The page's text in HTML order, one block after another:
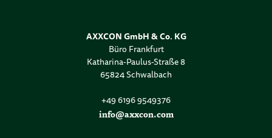
AXXCON GmbH & Co. KG
Büro Frankfurt
Katharina-Paulus-Straße 8
65824 Schwalbach
+49 6196 9549376
info@axxcon.com